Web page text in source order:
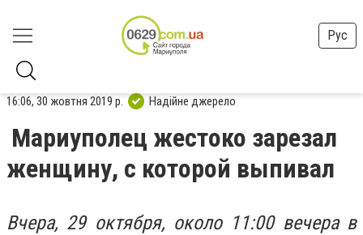
Рус
16:06, 30 жовтня 2019 р. Надійне джерело
Мариуполец жестоко зарезал
женщину, с которой выпивал
Вчера, 29 октября, около 11:00 вечера в